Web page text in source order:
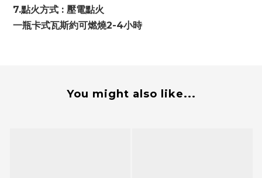
7.點火方式 : 壓電點火
一瓶卡式瓦斯約可燃燒2-4小時
You might also like...